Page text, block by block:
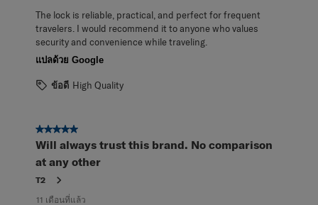
The lock is reliable, practical, and perfect for frequent
travelers. I would recommend it to anyone who values
security and convenience while traveling.
แปลด้วย Google
ข้อดี High Quality
5 จาก 5 ดาว
Will always trust this brand. No comparison
at any other
T2
11 เดือนที่แล้ว